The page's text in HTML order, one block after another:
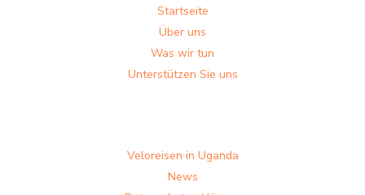
Startseite
Über uns
Was wir tun
Unterstützen Sie uns
Veloreisen in Uganda
News